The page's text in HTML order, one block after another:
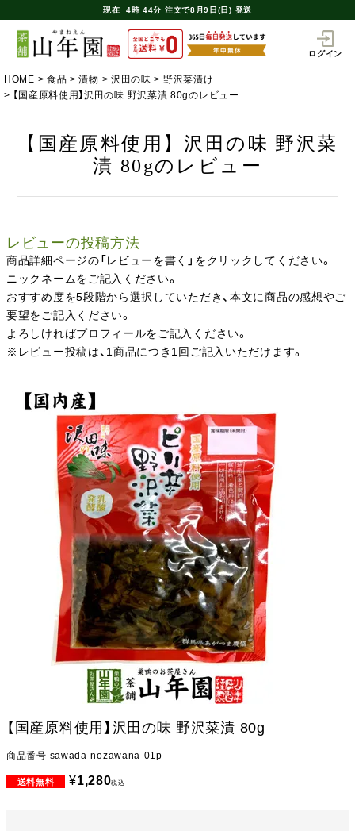
現在 4時 44分 注文で8月9日(日) 発送
ログイン
HOME 食品 漬物 沢田の味
野沢菜漬け
【国産原料使用】沢田の味 野沢菜漬 80gのレビュー
【国産原料使用】沢田の味 野沢菜
漬 80gのレビュー
レビューの投稿方法
商品詳細ページの「レビューを書く」をクリックしてください。
ニックネームをご記入ください。
おすすめ度を5段階から選択していただき、本文に商品の感想やご
要望をご記入ください。
よろしければプロフィールをご記入ください。
※レビュー投稿は、1商品につき1回ご記入いただけます。
【国産原料使用】沢田の味 野沢菜漬 80g
商品番号 sawada-nozawana-01p
¥1,280税込